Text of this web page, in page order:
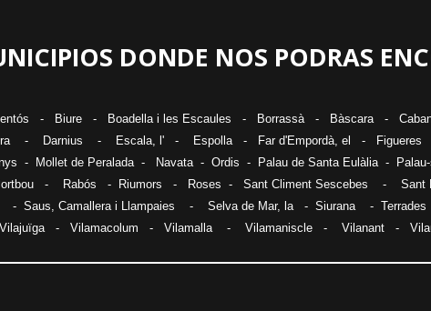
DONDE NOS PODRAS
- Biure- Boadella i les Escaules - Borrassà- Bàscara-
- Darnius - Escala, l ' - Espolla- Far d'Empordà, el - Figueres
- Mollet de Peralada- Navata- Ordis - Palau de Santa Eulàlia- Palau-
- Rabós - Riumors - Roses - Sant Climent Sescebes - Sant
Saus, Camallera i Llampaies - Selva de Mar, la- Siurana- Terrades
Vilajuïga- Vilamacolum - Vilamalla- Vilamaniscle - Vilanant-